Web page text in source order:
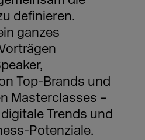
definieren.
ganzes
Top-Brands und
Masterclasses –
Trends und
Potenziale.